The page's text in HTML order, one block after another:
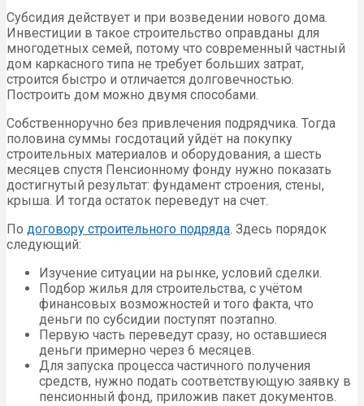
Субсидия действует и при возведении нового дома.
Инвестиции в такое строительство оправданы для
многодетных семей, потому что современный частный
дом каркасного типа не требует больших затрат,
строится быстро и отличается долговечностью.
Построить дом можно двумя способами.
Собственноручно без привлечения подрядчика. Тогда
половина суммы госдотаций уйдёт на покупку
строительных материалов и оборудования, а шесть
месяцев спустя Пенсионному фонду нужно показать
достигнутый результат: фундамент строения, стены,
крыша. И тогда остаток переведут на счет.
По договору строительного подряда. Здесь порядок
следующий:
Изучение ситуации на рынке, условий сделки.
Подбор жилья для строительства, с учётом
финансовых возможностей и того факта, что
деньги по субсидии поступят поэтапно.
Первую часть переведут сразу, но оставшиеся
деньги примерно через 6 месяцев.
Для запуска процесса частичного получения
средств, нужно подать соответствующую заявку в
пенсионный фонд, приложив пакет документов.